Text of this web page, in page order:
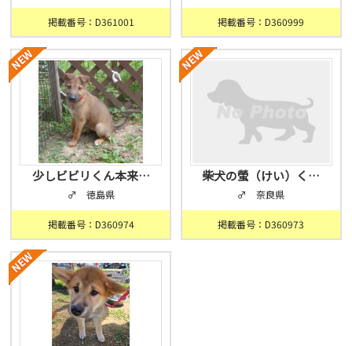
掲載番号：D361001 掲載番号：D360999
少しビビリくん本来…
♂ 徳島県
掲載番号：D360974
柴犬の螢（けい）く…
♂ 奈良県
掲載番号：D360973